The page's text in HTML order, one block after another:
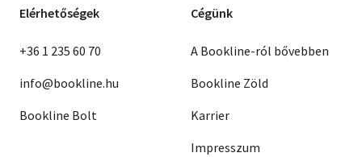
Elérhetőségek
+36 1 235 60 70
info@bookline.hu
Bookline Bolt
Cégünk
A Bookline-ról bővebben
Bookline Zöld
Karrier
Impresszum